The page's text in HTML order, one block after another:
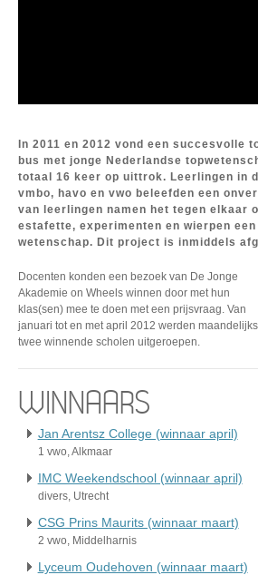
In 2011 en 2012 vond een succesvolle
bus met jonge Nederlandse
totaal 16 keer op uittrok. Leerlingen in
vmbo, havo en vwo beleefden een
van leerlingen namen het tegen elkaar
estafette, experimenten en wierpen
wetenschap. Dit project is inmiddels
Docenten konden een bezoek van De Jonge
Akademie on Wheels winnen door met hun
klas(sen) mee te doen met een prijsvraag. Van
januari tot en met april 2012 werden maandelijks
twee winnende scholen uitgeroepen.
WINNAARS
Jan Arentsz College (winnaar april)
1 vwo, Alkmaar
IMC Weekendschool (winnaar april)
divers, Utrecht
CSG Prins Maurits (winnaar maart)
2 vwo, Middelharnis
Lyceum Oudehoven (winnaar maart)